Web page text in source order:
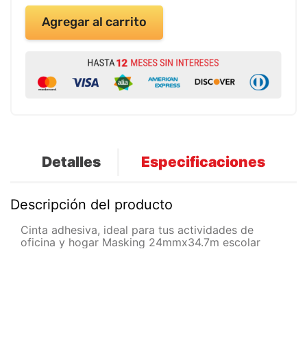
Agregar al carrito
Detalles Especificaciones
Descripción del producto
Cinta adhesiva, ideal para tus actividades de
oficina y hogar Masking 24mmx34.7m escolar